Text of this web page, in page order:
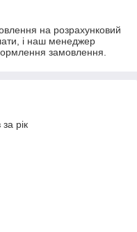
на розрахунковий
і наш менеджер
замовлення.
рік